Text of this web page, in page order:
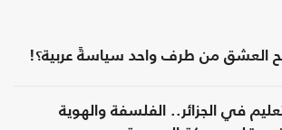
العشق من طرف واحد سياسةً عربية؟!
في الجزائر.. الفلسفة والهوية